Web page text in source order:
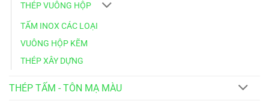
THÉP VUÔNG HỘP
TẤM INOX CÁC LOẠI
VUÔNG HỘP KẼM
THÉP XÂY DỰNG
THÉP TẤM - TÔN MẠ MÀU